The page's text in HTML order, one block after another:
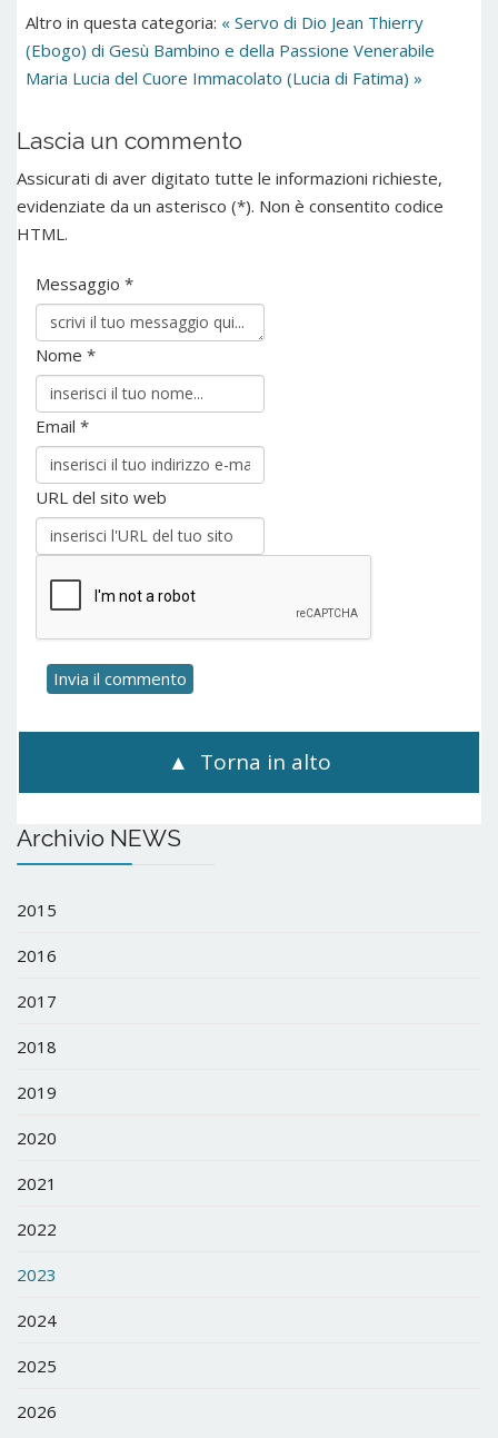
Altro in questa categoria: « Servo di Dio Jean Thierry
(Ebogo) di Gesù Bambino e della Passione Venerabile
Maria Lucia del Cuore Immacolato (Lucia di Fatima) »
Lascia un commento
Assicurati di aver digitato tutte le informazioni richieste,
evidenziate da un asterisco (*). Non è consentito codice
HTML.
Messaggio *
Nome *
Email *
URL del sito web
Torna in alto
Archivio NEWS
2015
2016
2017
2018
2019
2020
2021
2022
2023
2024
2025
2026